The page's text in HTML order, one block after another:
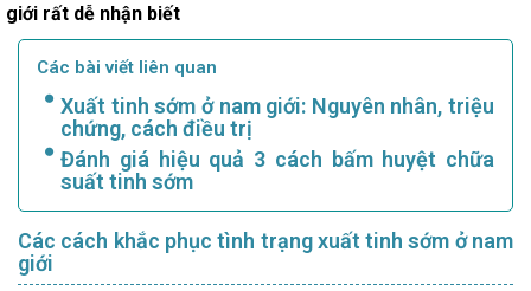
giới rất dễ nhận biết
Các bài viết liên quan
Xuất tinh sớm ở nam giới: Nguyên nhân, triệu
chứng, cách điều trị
Đánh giá hiệu quả 3 cách bấm huyệt chữa
suất tinh sớm
Các cách khắc phục tình trạng xuất tinh sớm ở nam
giới